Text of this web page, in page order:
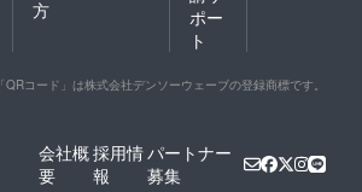
方
ポー
ト
「QRコード」は株式会社デンソーウェーブの登録商標です。
会社概
要
採用情
報
パートナー
募集